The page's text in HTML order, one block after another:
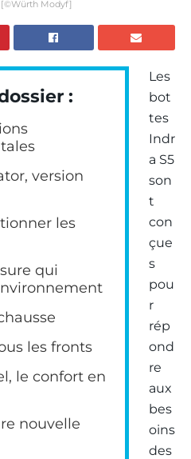
[©Würth Modyf]
:
version
les
qui
les fronts
le confort en
nouvelle
Les
bot
tes
Indr
a S5
son
t
con
çue
s
pou
r
rép
ond
re
aux
bes
oins
des